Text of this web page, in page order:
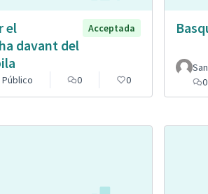
el
davant del
Acceptada
0 0
0